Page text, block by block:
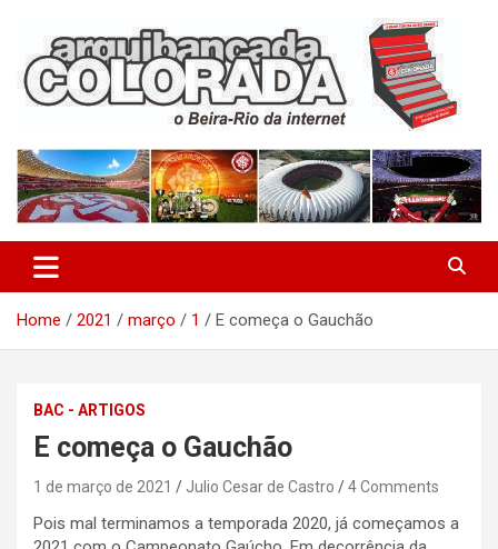
content
Arquibancada Colorada
Home 2021 março 1 E começa o Gauchão
BAC - ARTIGOS
E começa o Gauchão
1 de março de 2021 Julio Cesar de Castro 4 Comments
Pois mal terminamos a temporada 2020, já começamos a